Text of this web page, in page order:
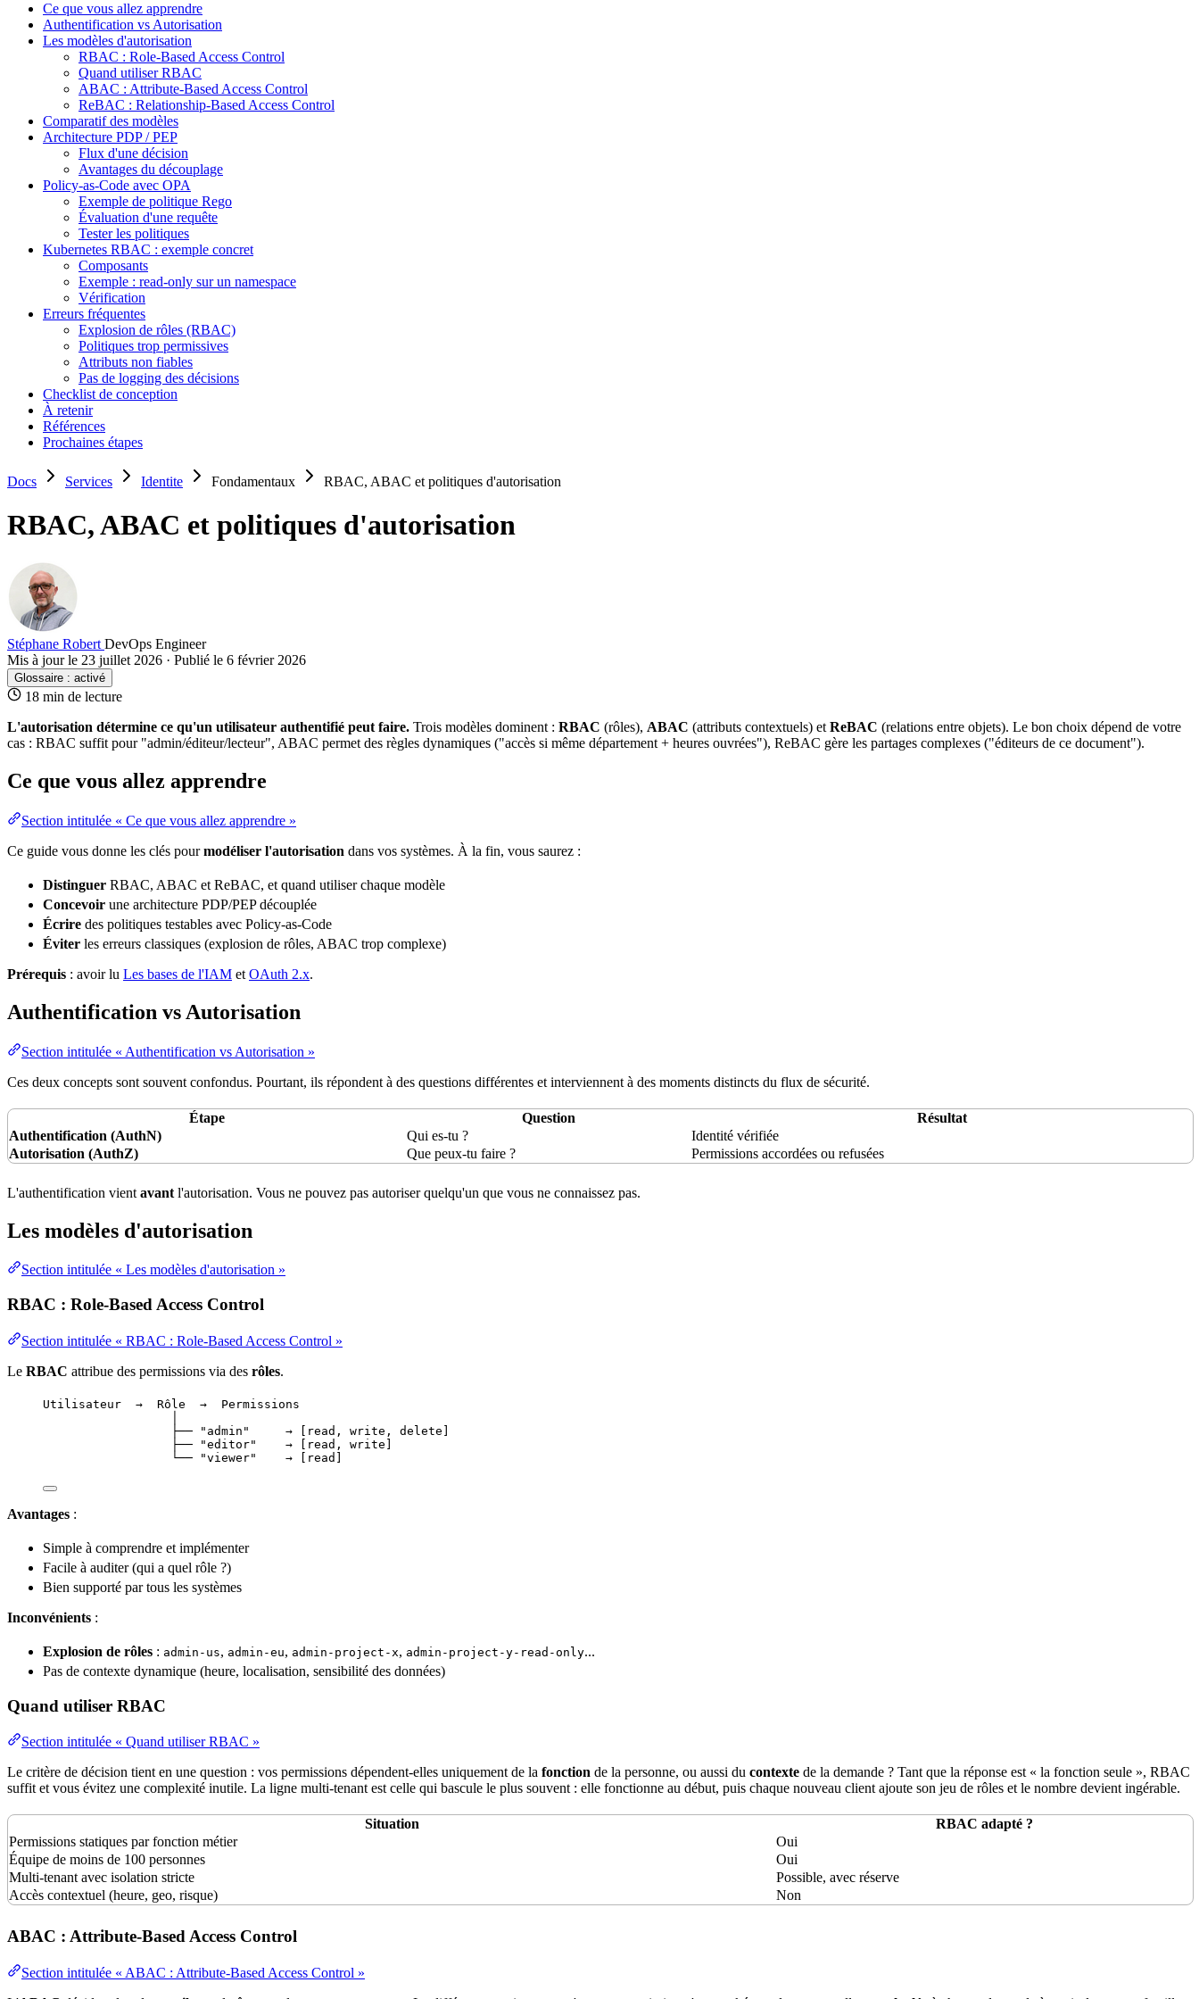
Ce que vous allez apprendre
Authentification vs Autorisation
Les modèles d'autorisation
RBAC : Role-Based Access Control
Quand utiliser RBAC
ABAC : Attribute-Based Access Control
ReBAC : Relationship-Based Access Control
Comparatif des modèles
Architecture PDP / PEP
Flux d'une décision
Avantages du découplage
Policy-as-Code avec OPA
Exemple de politique Rego
Évaluation d'une requête
Tester les politiques
Kubernetes RBAC : exemple concret
Composants
Exemple : read-only sur un namespace
Vérification
Erreurs fréquentes
Explosion de rôles (RBAC)
Politiques trop permissives
Attributs non fiables
Pas de logging des décisions
Checklist de conception
À retenir
Références
Prochaines étapes
Docs Services Identite Fondamentaux RBAC, ABAC et politiques d'autorisation
RBAC, ABAC et politiques d'autorisation
Stéphane Robert DevOps Engineer
Mis à jour le 23 juillet 2026 · Publié le 6 février 2026
Glossaire : activé
18 min de lecture
L'autorisation détermine ce qu'un utilisateur authentifié peut faire. Trois modèles dominent : RBAC (rôles), ABAC (attributs contextuels) et ReBAC (relations entre objets). Le bon choix dépend de votre
cas : RBAC suffit pour "admin/éditeur/lecteur", ABAC permet des règles dynamiques ("accès si même département + heures ouvrées"), ReBAC gère les partages complexes ("éditeurs de ce document").
Ce que vous allez apprendre
Section intitulée « Ce que vous allez apprendre »
Ce guide vous donne les clés pourmodéliser l'autorisation dans vos systèmes. À la fin, vous saurez :
Distinguer RBAC, ABAC et ReBAC, et quand utiliser chaque modèle
Concevoir une architecture PDP/PEP découplée
Écrire des politiques testables avec Policy-as-Code
Éviter les erreurs classiques (explosion de rôles, ABAC trop complexe)
Prérequis : avoir lu Les bases de l'IAM et OAuth 2.x.
Authentification vs Autorisation
Section intitulée « Authentification vs Autorisation »
Ces deux concepts sont souvent confondus. Pourtant, ils répondent à des questions différentes et interviennent à des moments distincts du flux de sécurité.
Étape Question
Résultat
Authentification (AuthN) Qui es-tu ? Identité vérifiée
Autorisation (AuthZ)
Que peux-tu faire ? Permissions accordées ou refusées
L'authentification vient avant l'autorisation. Vous ne pouvez pas autoriser quelqu'un que vous ne connaissez pas.
Les modèles d'autorisation
Section intitulée « Les modèles d'autorisation »
RBAC : Role-Based Access Control
Section intitulée « RBAC : Role-Based Access Control »
Le RBAC attribue des permissions via des rôles.
Utilisateur  →  Rôle  →  Permissions
├── "admin"     → [read, write, delete]
├── "editor"    → [read, write]
└── "viewer"    → [read]
Avantages :
Simple à comprendre et implémenter
Facile à auditer (qui a quel rôle ?)
Bien supporté par tous les systèmes
Inconvénients :
Explosion de rôles : admin-us, admin-eu, admin-project-x, admin-project-y-read-only...
Pas de contexte dynamique (heure, localisation, sensibilité des données)
Quand utiliser RBAC
Section intitulée « Quand utiliser RBAC »
Le critère de décision tient en une question : vos permissions dépendent-elles uniquement de la fonction de la personne, ou aussi du contexte de la demande ? Tant que la réponse est « la fonction seule », RBAC
suffit et vous évitez une complexité inutile. La ligne multi-tenant est celle qui bascule le plus souvent : elle fonctionne au début, puis chaque nouveau client ajoute son jeu de rôles et le nombre devient ingérable.
Situation
RBAC adapté ?
Permissions statiques par fonction métier
Oui
Équipe de moins de 100 personnes
Oui
Multi-tenant avec isolation stricte
Possible, avec réserve
Accès contextuel (heure, geo, risque)
Non
ABAC : Attribute-Based Access Control
Section intitulée « ABAC : Attribute-Based Access Control »